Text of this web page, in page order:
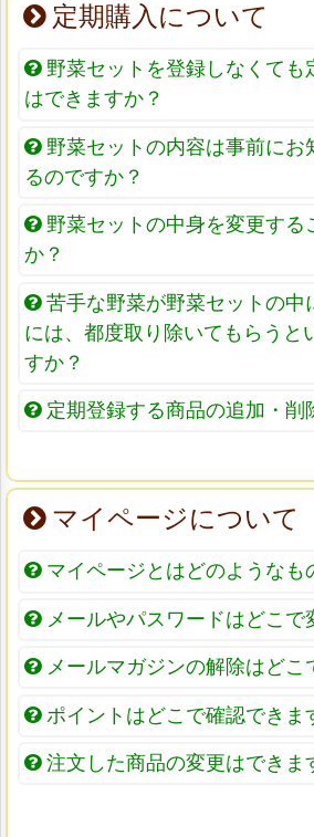
定期購入について
野菜セットを登録しなくても
はできますか？
野菜セットの内容は事前にお
るのですか？
野菜セットの中身を変更する
か？
苦手な野菜が野菜セットの中
には、都度取り除いてもらうと
すか？
定期登録する商品の追加・削
マイページについて
マイページとはどのようなも
メールやパスワードはどこで
メールマガジンの解除はどこ
ポイントはどこで確認できま
注文した商品の変更はできま